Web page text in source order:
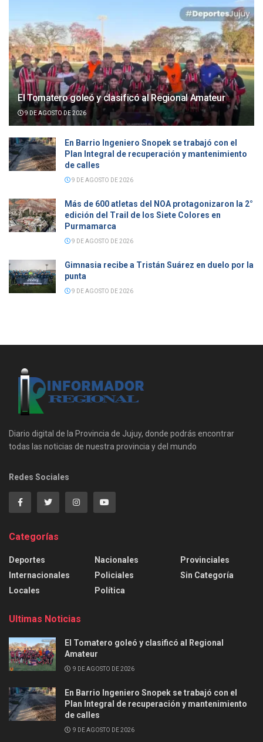
El Tomatero goleó y clasificó al Regional Amateur
9 DE AGOSTO DE 2026
En Barrio Ingeniero Snopek se trabajó con el
Plan Integral de recuperación y mantenimiento
de calles
9 DE AGOSTO DE 2026
Más de 600 atletas del NOA protagonizaron la 2°
edición del Trail de los Siete Colores en
Purmamarca
9 DE AGOSTO DE 2026
Gimnasia recibe a Tristán Suárez en duelo por la
punta
9 DE AGOSTO DE 2026
Diario digital de la Provincia de Jujuy, donde podrás encontrar
todas las noticias de nuestra provincia y del mundo
Redes Sociales
Categorías
Deportes
Internacionales
Locales
Nacionales
Policiales
Política
Provinciales
Sin Categoría
Ultimas Noticias
El Tomatero goleó y clasificó al Regional
Amateur
9 DE AGOSTO DE 2026
En Barrio Ingeniero Snopek se trabajó con el
Plan Integral de recuperación y mantenimiento
de calles
9 DE AGOSTO DE 2026